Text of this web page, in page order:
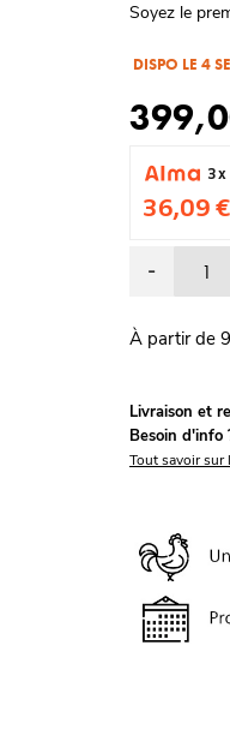
Soyez le
DISPO LE 4
3 x
36,09 €
-
À partir de
Livraison et
Besoin d'info
Tout savoir sur